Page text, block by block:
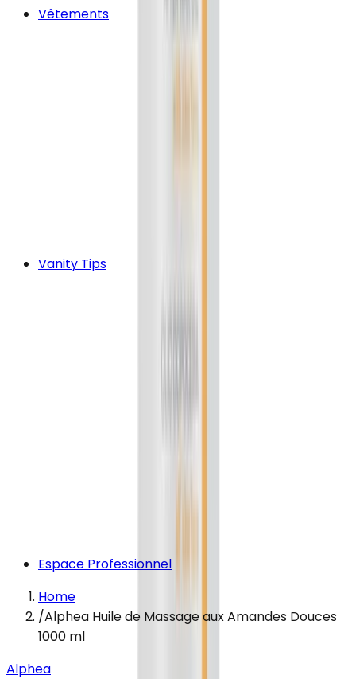
Vêtements
Vanity Tips
Espace Professionnel
Home
/Alphea Huile de Massage aux Amandes Douces
1000 ml
Alphea